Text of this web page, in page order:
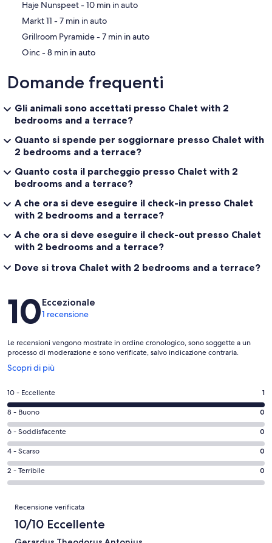
‪Haje Nunspeet - ‬10 min in auto
‪Markt 11 - ‬7 min in auto
‪Grillroom Pyramide - ‬7 min in auto
‪Oinc - ‬8 min in auto
Domande frequenti
Gli animali sono accettati presso Chalet with 2
bedrooms and a terrace?
Quanto si spende per soggiornare presso Chalet with
2 bedrooms and a terrace?
Quanto costa il parcheggio presso Chalet with 2
bedrooms and a terrace?
A che ora si deve eseguire il check-in presso Chalet
with 2 bedrooms and a terrace?
A che ora si deve eseguire il check-out presso Chalet
with 2 bedrooms and a terrace?
Dove si trova Chalet with 2 bedrooms and a terrace?
Recensioni
10Eccezionale
1 recensione
Le recensioni vengono mostrate in ordine cronologico, sono soggette a un
processo di moderazione e sono verificate, salvo indicazione contraria.
Scopri di più
Apertura
un’altra
finestra
Valutazione
di
10
-
Eccellente.
su
1
10 - Eccellente 1
Valutazione
di
8
-
Buono.
0
8 - Buono 0
Valutazione
di
6
-
Soddisfacente.
su
6 - Soddisfacente 0
Valutazione
di
4
Scarso.
4 - Scarso 0
Valutazione
di
Terribile.
2 - Terribile 0
Recensioni
Recensione verificata
10/10 Eccellente